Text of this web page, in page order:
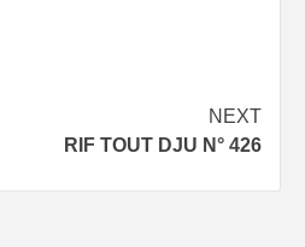
NEXT
RIF TOUT DJU N° 426